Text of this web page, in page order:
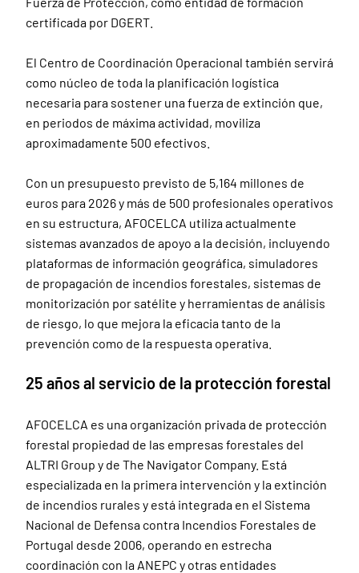
certificada por DGERT.
El Centro de Coordinación Operacional también servirá
como núcleo de toda la planificación logística
necesaria para sostener una fuerza de extinción que,
en periodos de máxima actividad, moviliza
aproximadamente 500 efectivos.
Con un presupuesto previsto de 5,164 millones de
euros para 2026 y más de 500 profesionales operativos
en su estructura, AFOCELCA utiliza actualmente
sistemas avanzados de apoyo a la decisión, incluyendo
plataformas de información geográfica, simuladores
de propagación de incendios forestales, sistemas de
monitorización por satélite y herramientas de análisis
de riesgo, lo que mejora la eficacia tanto de la
prevención como de la respuesta operativa.
25 años al servicio de la protección forestal
AFOCELCA es una organización privada de protección
forestal propiedad de las empresas forestales del
ALTRI Group y de The Navigator Company. Está
especializada en la primera intervención y la extinción
de incendios rurales y está integrada en el Sistema
Nacional de Defensa contra Incendios Forestales de
Portugal desde 2006, operando en estrecha
coordinación con la ANEPC y otras entidades